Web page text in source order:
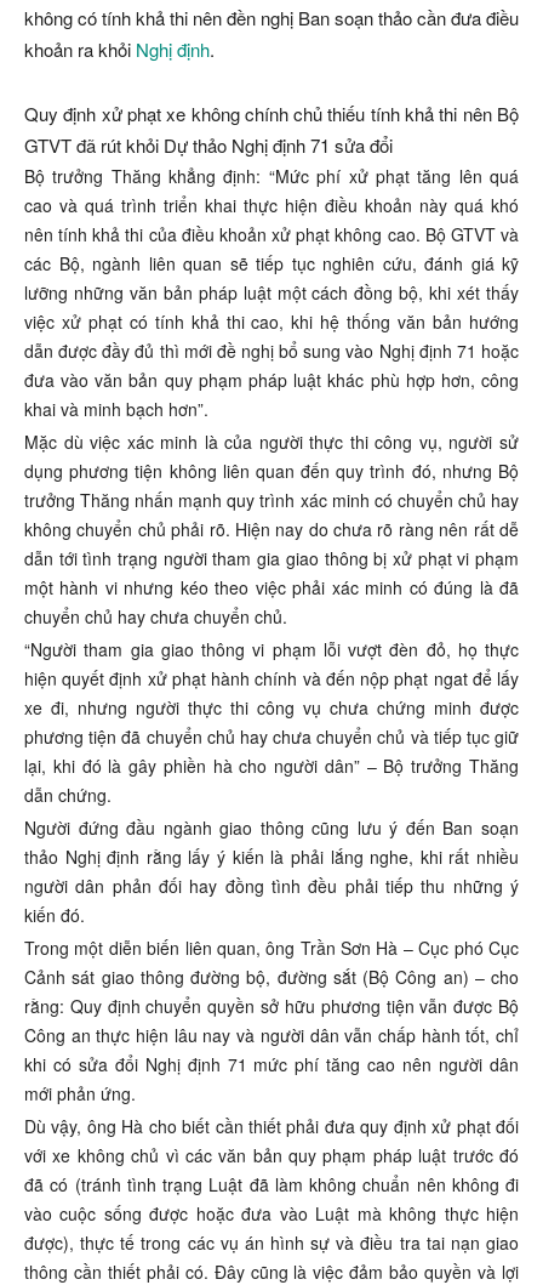
không có tính khả thi nên đền nghị Ban soạn thảo cần đưa điều
khoản ra khỏi Nghị định.
Quy định xử phạt xe không chính chủ thiếu tính khả thi nên Bộ
GTVT đã rút khỏi Dự thảo Nghị định 71 sửa đổi
Bộ trưởng Thăng khẳng định: “Mức phí xử phạt tăng lên quá
cao và quá trình triển khai thực hiện điều khoản này quá khó
nên tính khả thi của điều khoản xử phạt không cao. Bộ GTVT và
các Bộ, ngành liên quan sẽ tiếp tục nghiên cứu, đánh giá kỹ
lưỡng những văn bản pháp luật một cách đồng bộ, khi xét thấy
việc xử phạt có tính khả thi cao, khi hệ thống văn bản hướng
dẫn được đầy đủ thì mới đề nghị bổ sung vào Nghị định 71 hoặc
đưa vào văn bản quy phạm pháp luật khác phù hợp hơn, công
khai và minh bạch hơn”.
Mặc dù việc xác minh là của người thực thi công vụ, người sử
dụng phương tiện không liên quan đến quy trình đó, nhưng Bộ
trưởng Thăng nhấn mạnh quy trình xác minh có chuyển chủ hay
không chuyển chủ phải rõ. Hiện nay do chưa rõ ràng nên rất dễ
dẫn tới tình trạng người tham gia giao thông bị xử phạt vi phạm
một hành vi nhưng kéo theo việc phải xác minh có đúng là đã
chuyển chủ hay chưa chuyển chủ.
“Người tham gia giao thông vi phạm lỗi vượt đèn đỏ, họ thực
hiện quyết định xử phạt hành chính và đến nộp phạt ngat để lấy
xe đi, nhưng người thực thi công vụ chưa chứng minh được
phương tiện đã chuyển chủ hay chưa chuyển chủ và tiếp tục giữ
lại, khi đó là gây phiền hà cho người dân” – Bộ trưởng Thăng
dẫn chứng.
Người đứng đầu ngành giao thông cũng lưu ý đến Ban soạn
thảo Nghị định rằng lấy ý kiến là phải lắng nghe, khi rất nhiều
người dân phản đối hay đồng tình đều phải tiếp thu những ý
kiến đó.
Trong một diễn biến liên quan, ông Trần Sơn Hà – Cục phó Cục
Cảnh sát giao thông đường bộ, đường sắt (Bộ Công an) – cho
rằng: Quy định chuyển quyền sở hữu phương tiện vẫn được Bộ
Công an thực hiện lâu nay và người dân vẫn chấp hành tốt, chỉ
khi có sửa đổi Nghị định 71 mức phí tăng cao nên người dân
mới phản ứng.
Dù vậy, ông Hà cho biết cần thiết phải đưa quy định xử phạt đối
với xe không chủ vì các văn bản quy phạm pháp luật trước đó
đã có (tránh tình trạng Luật đã làm không chuẩn nên không đi
vào cuộc sống được hoặc đưa vào Luật mà không thực hiện
được), thực tế trong các vụ án hình sự và điều tra tai nạn giao
thông cần thiết phải có. Đây cũng là việc đảm bảo quyền và lợi